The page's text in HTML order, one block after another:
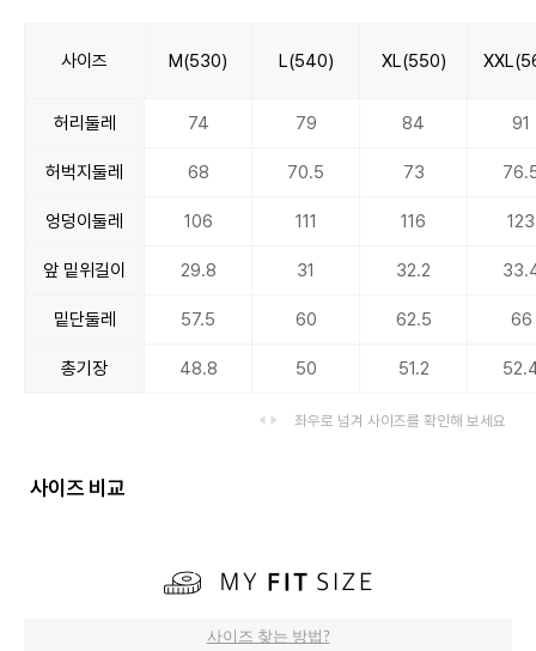
사이즈 M(530) L(540) XL(550)
허리둘레 74 79 84 91
허벅지둘레 68 70.5 73
엉덩이둘레 106 111 116 123
앞 밑위길이 29.8 31 32.2
밑단둘레 57.5 60 62.5 66
총기장 48.8 50 51.2
좌우로 넘겨 사이즈를 확인해 보세요
사이즈 비교